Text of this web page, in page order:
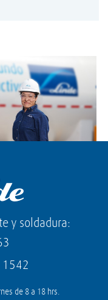
y soldadura:
1542
de 8 a 18 hrs.